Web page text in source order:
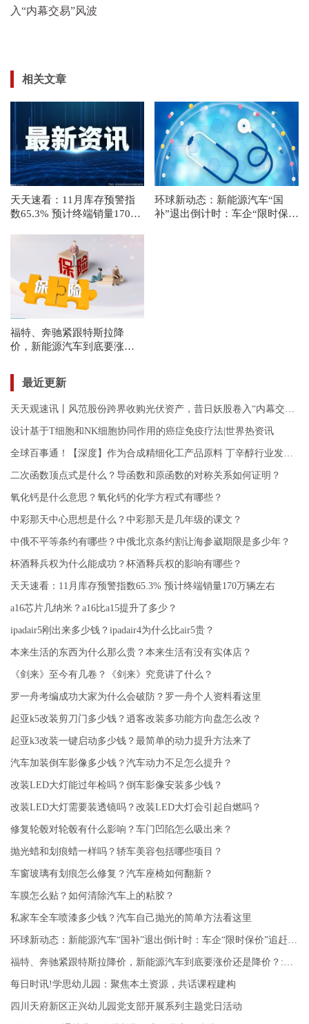
入“内幕交易”风波
相关文章
天天速看：11月库存预警指
数65.3% 预计终端销量170万
环球新动态：新能源汽车“国
补”退出倒计时：车企“限时保
福特、奔驰紧跟特斯拉降
价，新能源汽车到底要涨价
最近更新
设计基于T细胞和NK细胞协同作用的癌症免疫疗法|世界热资讯
二次函数顶点式是什么？导函数和原函数的对称关系如何证明？
氧化钙是什么意思？氧化钙的化学方程式有哪些？
中彩那天中心思想是什么？中彩那天是几年级的课文？
中俄不平等条约有哪些？中俄北京条约割让海参崴期限是多少年？
杯酒释兵权为什么能成功？杯酒释兵权的影响有哪些？
天天速看：11月库存预警指数65.3% 预计终端销量170万辆左右
a16芯片几纳米？a16比a15提升了多少？
ipadair5刚出来多少钱？ipadair4为什么比air5贵？
本来生活的东西为什么那么贵？本来生活有没有实体店？
《剑来》至今有几卷？《剑来》究竟讲了什么？
罗一舟考编成功大家为什么会破防？罗一舟个人资料看这里
起亚k5改装剪刀门多少钱？逍客改装多功能方向盘怎么改？
起亚k3改装一键启动多少钱？最简单的动力提升方法来了
汽车加装倒车影像多少钱？汽车动力不足怎么提升？
改装LED大灯能过年检吗？倒车影像安装多少钱？
改装LED大灯需要装透镜吗？改装LED大灯会引起自燃吗？
修复轮毂对轮毂有什么影响？车门凹陷怎么吸出来？
抛光蜡和划痕蜡一样吗？轿车美容包括哪些项目？
车窗玻璃有划痕怎么修复？汽车座椅如何翻新？
车膜怎么贴？如何清除汽车上的粘胶？
私家车全车喷漆多少钱？汽车自己抛光的简单方法看这里
每日时讯!学思幼儿园：聚焦本土资源，共话课程建构
四川天府新区正兴幼儿园党支部开展系列主题党日活动